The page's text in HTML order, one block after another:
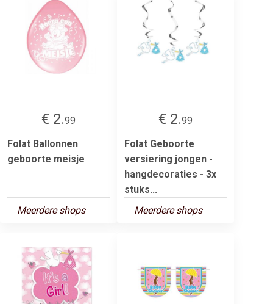
€ 2.99
Folat Ballonnen
geboorte meisje
Meerdere shops
€ 2.99
Folat Geboorte
versiering jongen -
hangdecoraties - 3x
stuks...
Meerdere shops